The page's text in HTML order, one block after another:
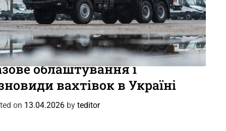
Цікаве
облаштування і
вахтівок в Україні
on 13.04.2026 by teditor